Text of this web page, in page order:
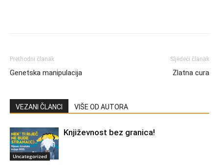
Prethodni članak
Genetska manipulacija
Sljedeći članak
Zlatna cura
VEZANI ČLANCI VIŠE OD AUTORA
Uncategorized
Književnost bez granica!